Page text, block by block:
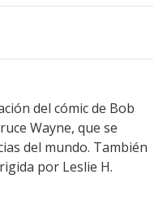
del cómic de Bob
Wayne, que se
del mundo. También
por Leslie H.